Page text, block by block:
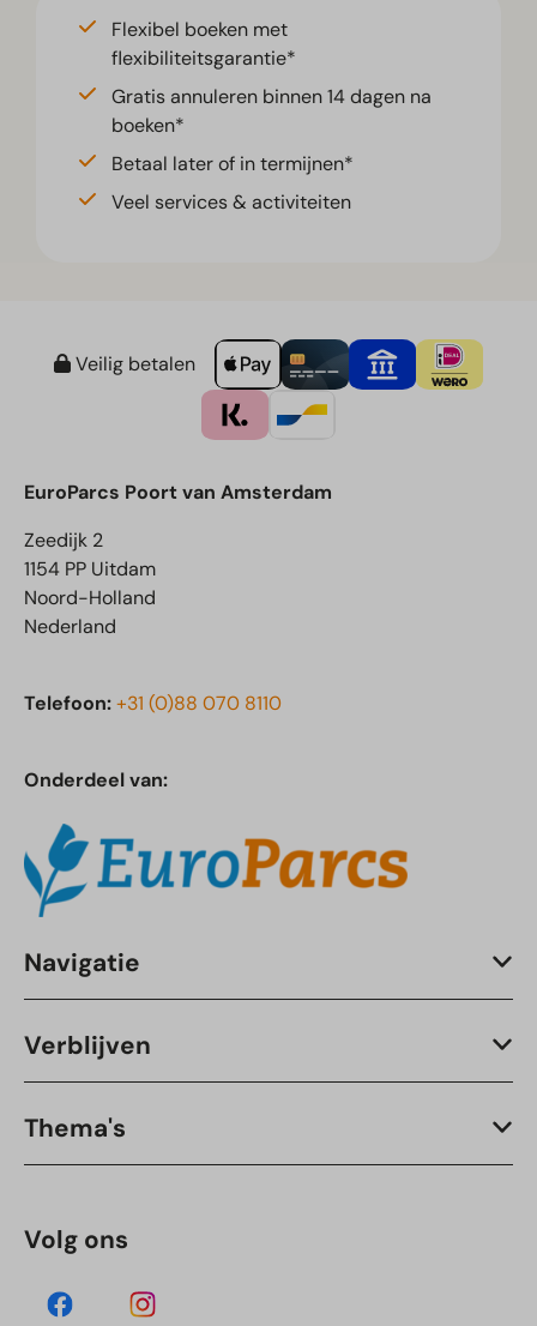
Flexibel boeken met
flexibiliteitsgarantie*
Gratis annuleren binnen 14 dagen na
boeken*
Betaal later of in termijnen*
Veel services & activiteiten
Veilig betalen
EuroParcs Poort van Amsterdam
Zeedijk 2
1154 PP Uitdam
Noord-Holland
Nederland
Telefoon:+31 (0)88 070 8110
Onderdeel van:
Navigatie
Verblijven
Thema's
Volg ons